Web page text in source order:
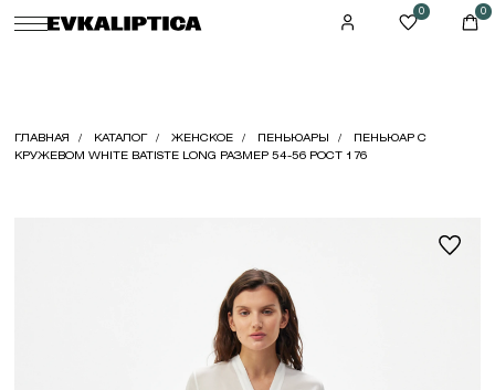
0 0
ГЛАВНАЯ КАТАЛОГ ЖЕНСКОЕ ПЕНЬЮАРЫ
ПЕНЬЮАР С
КРУЖЕВОМ WHITE BATISTE LONG РАЗМЕР 54-56 РОСТ 176